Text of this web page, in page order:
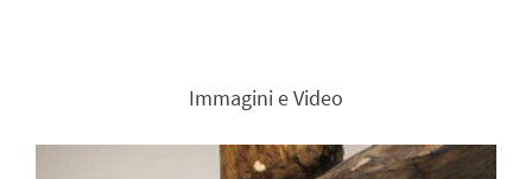
Immagini e Video